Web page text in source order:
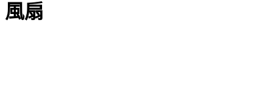
風扇